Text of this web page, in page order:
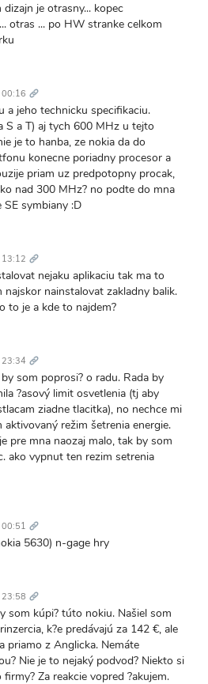
je otrasny... kopec
otras ... po HW stranke celkom
odkaz
a jeho technicku specifikaciu.
S a T) aj tych 600 MHz u tejto
je to hanba, ze nokia da do
konecne poriadny procesor a
priam uz predpotopny procak,
nad 300 MHz? no podte do mna
symbiany :D
odkaz
nejaku aplikaciu tak ma to
nainstalovat zakladny balik.
to je a kde to najdem?
odkaz
som poprosi? o radu. Rada by
?asový limit osvetlenia (tj aby
ziadne tlacitka), no nechce mi
aktivovaný režim šetrenia energie.
pre mna naozaj malo, tak by som
ako vypnut ten rezim setrenia
odkaz
5630) n-gage hry
odkaz
som kúpi? túto nokiu. Našiel som
k?e predávajú za 142 €, ale
priamo z Anglicka. Nemáte
Nie je to nejaký podvod? Niekto si
Za reakcie vopred ?akujem.